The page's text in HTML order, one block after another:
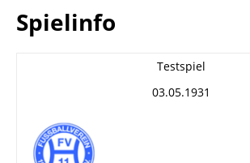
Spielinfo
Testspiel
03.05.1931